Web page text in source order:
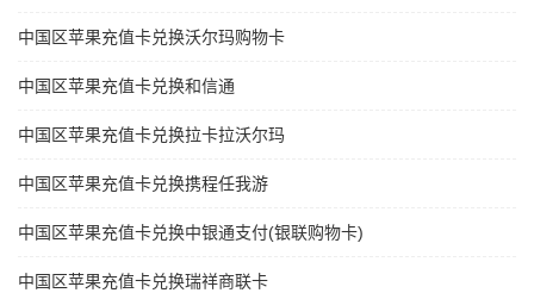
中国区苹果充值卡兑换沃尔玛购物卡
中国区苹果充值卡兑换和信通
中国区苹果充值卡兑换拉卡拉沃尔玛
中国区苹果充值卡兑换携程任我游
中国区苹果充值卡兑换中银通支付(银联购物卡)
中国区苹果充值卡兑换瑞祥商联卡